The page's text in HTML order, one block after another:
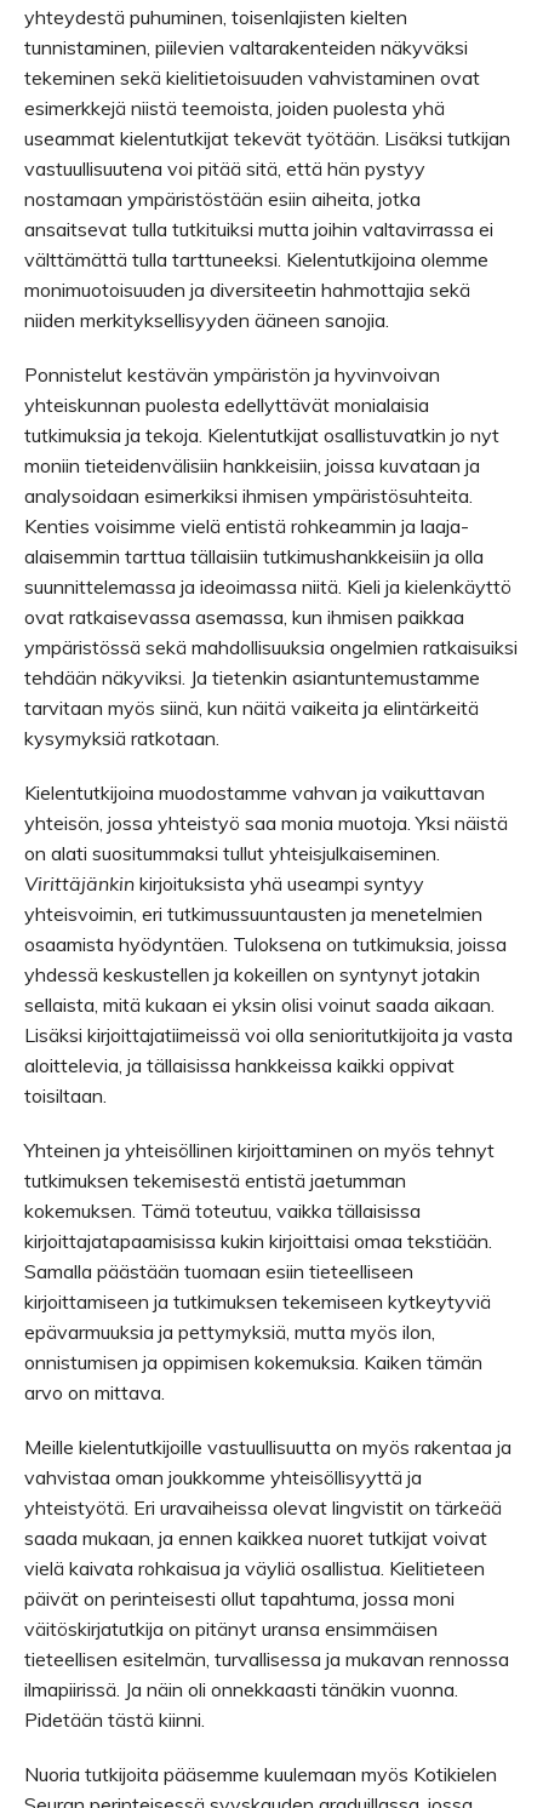
yhteydestä puhuminen, toisenlajisten kielten
tunnistaminen, piilevien valtarakenteiden näkyväksi
tekeminen sekä kielitietoisuuden vahvistaminen ovat
esimerkkejä niistä teemoista, joiden puolesta yhä
useammat kielentutkijat tekevät työtään. Lisäksi tutkijan
vastuullisuutena voi pitää sitä, että hän pystyy
nostamaan ympäristöstään esiin aiheita, jotka
ansaitsevat tulla tutkituiksi mutta joihin valtavirrassa ei
välttämättä tulla tarttuneeksi. Kielentutkijoina olemme
monimuotoisuuden ja diversiteetin hahmottajia sekä
niiden merkityksellisyyden ääneen sanojia.
Ponnistelut kestävän ympäristön ja hyvinvoivan
yhteiskunnan puolesta edellyttävät monialaisia
tutkimuksia ja tekoja. Kielentutkijat osallistuvatkin jo nyt
moniin tieteidenvälisiin hankkeisiin, joissa kuvataan ja
analysoidaan esimerkiksi ihmisen ympäristösuhteita.
Kenties voisimme vielä entistä rohkeammin ja laaja-
alaisemmin tarttua tällaisiin tutkimushankkeisiin ja olla
suunnittelemassa ja ideoimassa niitä. Kieli ja kielenkäyttö
ovat ratkaisevassa asemassa, kun ihmisen paikkaa
ympäristössä sekä mahdollisuuksia ongelmien ratkaisuiksi
tehdään näkyviksi. Ja tietenkin asiantuntemustamme
tarvitaan myös siinä, kun näitä vaikeita ja elintärkeitä
kysymyksiä ratkotaan.
Kielentutkijoina muodostamme vahvan ja vaikuttavan
yhteisön, jossa yhteistyö saa monia muotoja. Yksi näistä
on alati suositummaksi tullut yhteisjulkaiseminen.
Virittäjänkin kirjoituksista yhä useampi syntyy
yhteisvoimin, eri tutkimussuuntausten ja menetelmien
osaamista hyödyntäen. Tuloksena on tutkimuksia, joissa
yhdessä keskustellen ja kokeillen on syntynyt jotakin
sellaista, mitä kukaan ei yksin olisi voinut saada aikaan.
Lisäksi kirjoittajatiimeissä voi olla senioritutkijoita ja vasta
aloittelevia, ja tällaisissa hankkeissa kaikki oppivat
toisiltaan.
Yhteinen ja yhteisöllinen kirjoittaminen on myös tehnyt
tutkimuksen tekemisestä entistä jaetumman
kokemuksen. Tämä toteutuu, vaikka tällaisissa
kirjoittajatapaamisissa kukin kirjoittaisi omaa tekstiään.
Samalla päästään tuomaan esiin tieteelliseen
kirjoittamiseen ja tutkimuksen tekemiseen kytkeytyviä
epävarmuuksia ja pettymyksiä, mutta myös ilon,
onnistumisen ja oppimisen kokemuksia. Kaiken tämän
arvo on mittava.
Meille kielentutkijoille vastuullisuutta on myös rakentaa ja
vahvistaa oman joukkomme yhteisöllisyyttä ja
yhteistyötä. Eri uravaiheissa olevat lingvistit on tärkeää
saada mukaan, ja ennen kaikkea nuoret tutkijat voivat
vielä kaivata rohkaisua ja väyliä osallistua. Kielitieteen
päivät on perinteisesti ollut tapahtuma, jossa moni
väitöskirjatutkija on pitänyt uransa ensimmäisen
tieteellisen esitelmän, turvallisessa ja mukavan rennossa
ilmapiirissä. Ja näin oli onnekkaasti tänäkin vuonna.
Pidetään tästä kiinni.
Nuoria tutkijoita pääsemme kuulemaan myös Kotikielen